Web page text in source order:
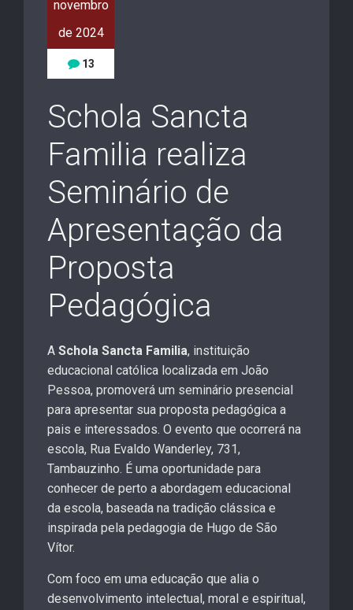
novembro
de 2024
13
Schola Sancta
Familia realiza
Seminário de
Apresentação da
Proposta
Pedagógica
A Schola Sancta Familia, instituição
educacional católica localizada em João
Pessoa, promoverá um seminário presencial
para apresentar sua proposta pedagógica a
pais e interessados. O evento que ocorrerá na
escola, Rua Evaldo Wanderley, 731,
Tambauzinho. É uma oportunidade para
conhecer de perto a abordagem educacional
da escola, baseada na tradição clássica e
inspirada pela pedagogia de Hugo de São
Vítor.
Com foco em uma educação que alia o
desenvolvimento intelectual, moral e espiritual,